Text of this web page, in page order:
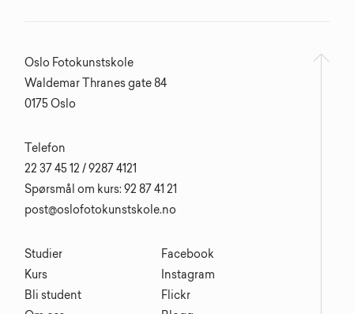
Oslo Fotokunstskole
Waldemar Thranes gate 84
0175 Oslo
Studier
Kurs
Bli student
Telefon
22 37 45 12 / 9287 4121
Spørsmål om kurs: 92 87 41 21
post@oslofotokunstskole.no
Facebook
Instagram
Flickr